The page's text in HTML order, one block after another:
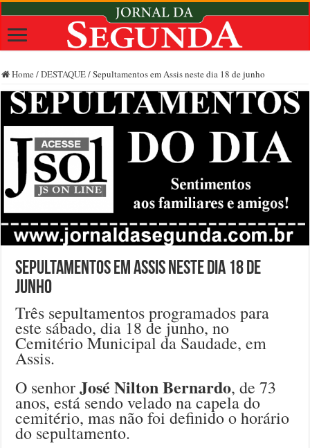
Home /DESTAQUE/Sepultamentos em Assis neste dia 18 de junho
Sepultamentos em Assis neste dia 18 de
junho
Três sepultamentos programados para
este sábado, dia 18 de junho, no
Cemitério Municipal da Saudade, em
Assis.
O senhorJosé Nilton Bernardo, de 73
anos, está sendo velado na capela do
cemitério, mas não foi definido o horário
do sepultamento.